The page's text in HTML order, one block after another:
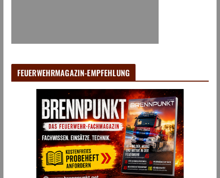
FEUERWEHRMAGAZIN-EMPFEHLUNG